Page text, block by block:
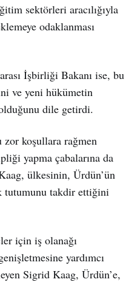
sektörleri aracılığıyla
odaklanması
İşbirliği Bakanı ise, bu
ve yeni hükümetin
dile getirdi.
koşullara rağmen
yapma çabalarına da
ülkesinin, Ürdün’ün
takdir ettiğini
için iş olanağı
yardımcı
Sigrid Kaag, Ürdün’e,